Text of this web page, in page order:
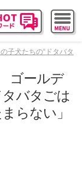
子犬たちの“ドタバタ
ゴールデ
バタごは
らない」